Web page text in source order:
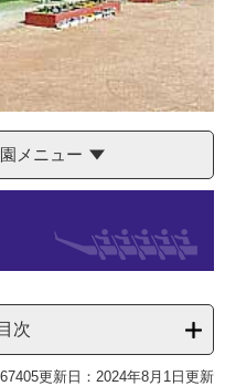
メニュー
次
更新日：2024年8月1日更新